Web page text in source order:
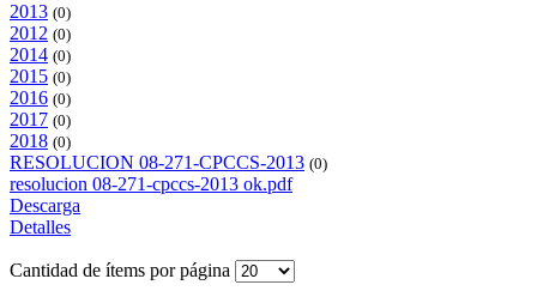
2013 (0)
2012 (0)
2014 (0)
2015 (0)
2016 (0)
2017 (0)
2018 (0)
RESOLUCION 08-271-CPCCS-2013 (0)
resolucion 08-271-cpccs-2013 ok.pdf
Descarga
Detalles
Cantidad de ítems por página